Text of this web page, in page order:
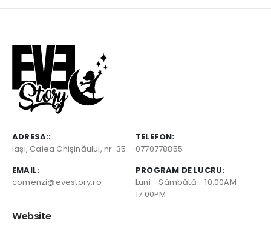
ADRESA::
Iaşi, Calea Chişinăului, nr. 35
TELEFON:
0770778855
EMAIL:
comenzi@evestory.ro
PROGRAM DE LUCRU:
Luni - Sâmbătă - 10:00AM -
17:00PM
Website